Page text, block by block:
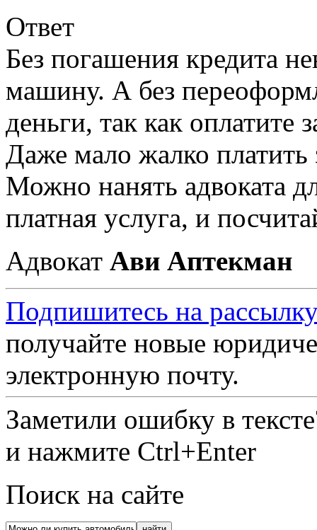
Ответ
Без погашения кредита
машину. А без
деньги, так как оплатите
Даже мало жалко платить
Можно нанять адвоката
платная услуга, и
Адвокат Ави Аптекман
Подпишитесь на
получайте новые
электронную почту.
Заметили ошибку в
и нажмите Ctrl+Enter
Поиск на сайте